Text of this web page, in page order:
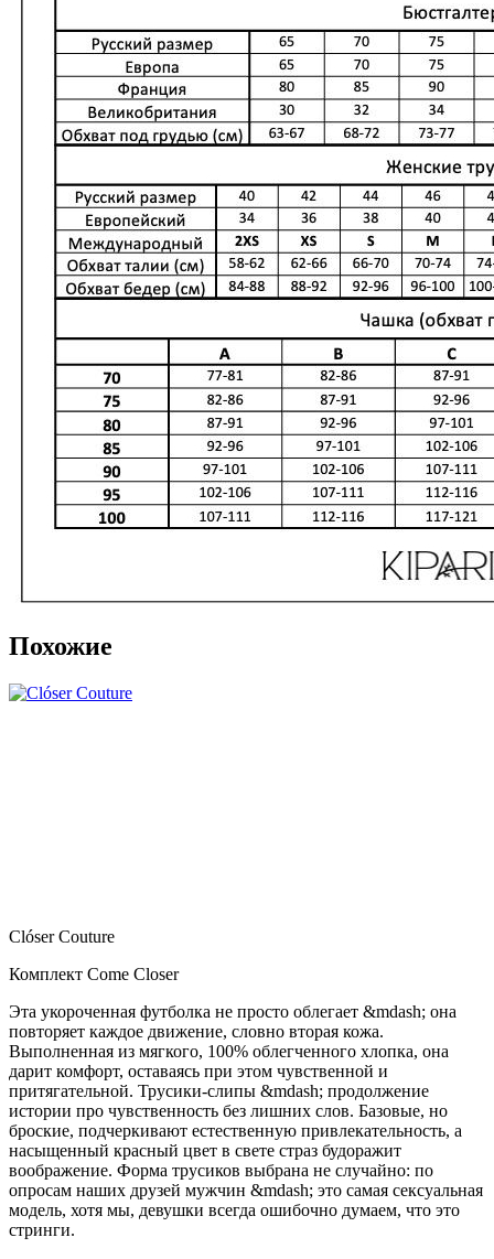
Похожие
Clóser Couture
Комплект Come Closer
Эта укороченная футболка не просто облегает &mdash; она
повторяет каждое движение, словно вторая кожа.
Выполненная из мягкого, 100% облегченного хлопка, она
дарит комфорт, оставаясь при этом чувственной и
притягательной. Трусики-слипы &mdash; продолжение
истории про чувственность без лишних слов. Базовые, но
броские, подчеркивают естественную привлекательность, а
насыщенный красный цвет в свете страз будоражит
воображение. Форма трусиков выбрана не случайно: по
опросам наших друзей мужчин &mdash; это самая сексуальная
модель, хотя мы, девушки всегда ошибочно думаем, что это
стринги.